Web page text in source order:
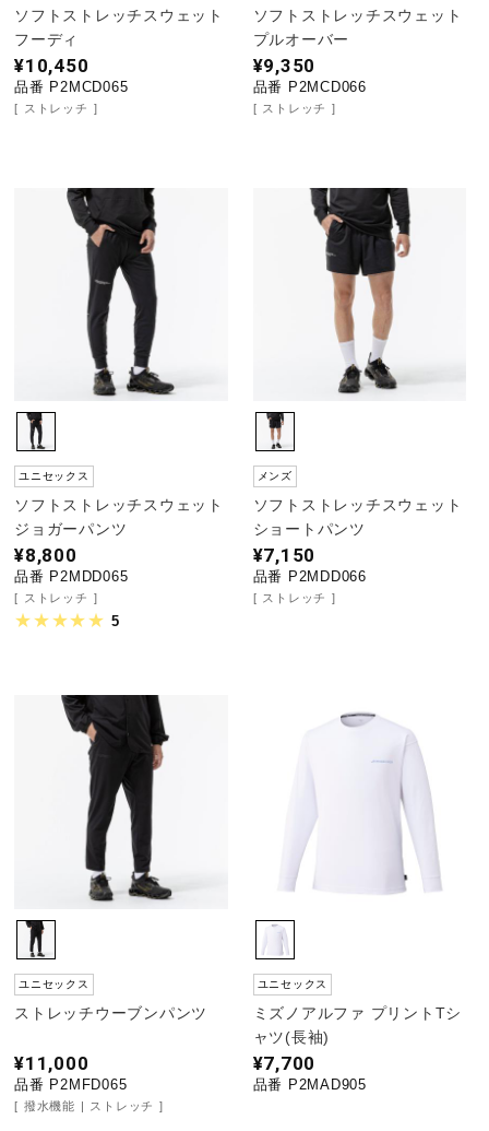
ソフトストレッチスウェット
フーディ
¥10,450
品番 P2MCD065
ストレッチ
ソフトストレッチスウェット
プルオーバー
¥9,350
品番 P2MCD066
ストレッチ
ユニセックス
ソフトストレッチスウェット
ジョガーパンツ
¥8,800
品番 P2MDD065
ストレッチ
5
メンズ
ソフトストレッチスウェット
ショートパンツ
¥7,150
品番 P2MDD066
ストレッチ
ユニセックス
ストレッチウーブンパンツ
¥11,000
品番 P2MFD065
撥水機能 ストレッチ
ユニセックス
ミズノアルファ プリントTシ
ャツ(長袖)
¥7,700
品番 P2MAD905